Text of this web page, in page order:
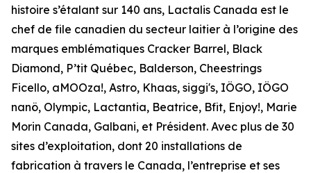
histoire s’étalant sur 140 ans, Lactalis Canada est le
chef de file canadien du secteur laitier à l’origine des
marques emblématiques Cracker Barrel, Black
Diamond, P’tit Québec, Balderson, Cheestrings
Ficello, aMOOza!, Astro, Khaas, siggi's, IÖGO, IÖGO
nanö, Olympic, Lactantia, Beatrice, Bfit, Enjoy!, Marie
Morin Canada, Galbani, et Président. Avec plus de 30
sites d’exploitation, dont 20 installations de
fabrication à travers le Canada, l’entreprise et ses